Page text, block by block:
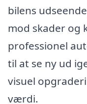
bilens
mod skader og
professionel
til at se ny ud
visuel
værdi.